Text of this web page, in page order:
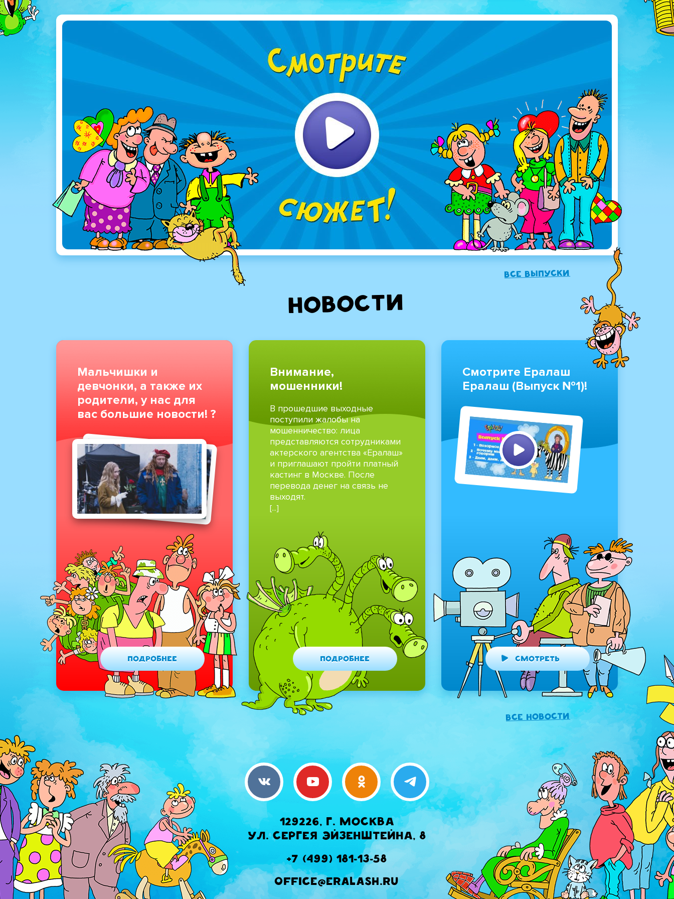
Все выпуски
Новости
Мальчишки и
девчонки, а также их
родители, у нас для
вас большие новости! ?
Подробнее
Внимание,
мошенники!
В прошедшие выходные
поступили жалобы на
мошенничество: лица
представляются сотрудниками
актерского агентства «Ералаш»
и приглашают пройти платный
кастинг в Москве. После
перевода денег на связь не
выходят.
[...]
Подробнее
Смотрите Ералаш
Ералаш (Выпуск №1)!
Смотреть
Все новости
129226, г. Москва
ул. Сергея Эйзенштейна, 8
+7 (499) 181-13-58
office@eralash.ru